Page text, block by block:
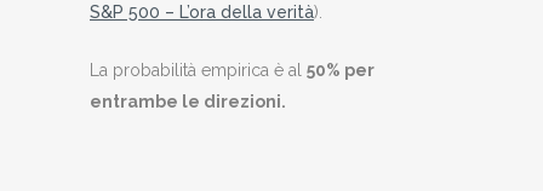
S&P 500 – L’ora della verità).
La probabilità empirica è al 50% per
entrambe le direzioni.